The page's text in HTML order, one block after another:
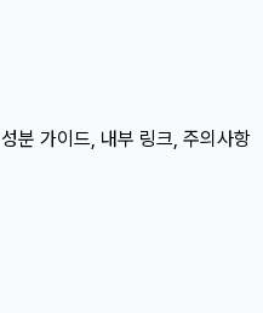
성분 가이드, 내부 링크, 주의사항